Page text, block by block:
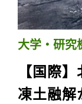
大学・研究
【国際
凍土融